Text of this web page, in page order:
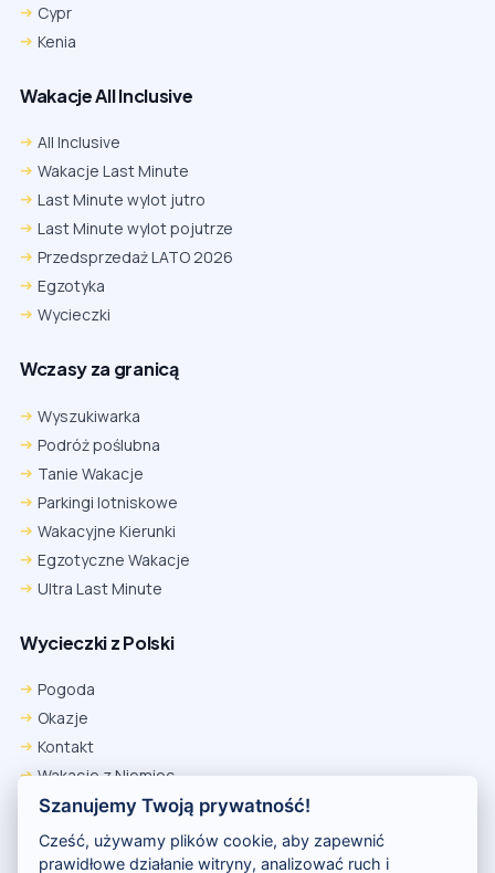
Cypr
Kenia
Wakacje All Inclusive
All Inclusive
Wakacje Last Minute
Last Minute wylot jutro
Last Minute wylot pojutrze
Przedsprzedaż LATO 2026
Egzotyka
Wycieczki
Wczasy za granicą
Wyszukiwarka
Podróż poślubna
Tanie Wakacje
Parkingi lotniskowe
Wakacyjne Kierunki
Egzotyczne Wakacje
Ultra Last Minute
Wycieczki z Polski
Pogoda
Okazje
Kontakt
Wakacje z Niemiec
Polityka Prywatności
Wakacje w Egipcie
Rankingi hoteli
Szanujemy Twoją prywatność!
Cześć, używamy plików cookie, aby zapewnić
prawidłowe działanie witryny, analizować ruch i